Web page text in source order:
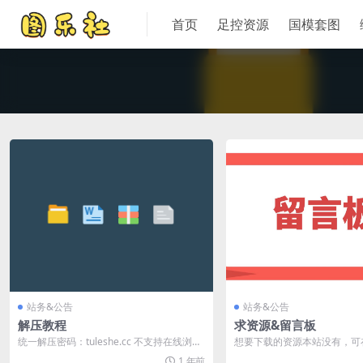
首页 足控资源 国模套图
站务&公告
解压教程
统一解压密码：tuleshe.cc 不支持在线浏览/
站务&公告
求资源&留言板
想要下载的资源本站没有，